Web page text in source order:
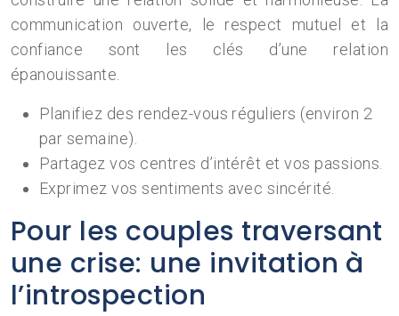
communication ouverte, le respect mutuel et la
confiance sont les clés d’une relation
épanouissante.
Planifiez des rendez-vous réguliers (environ 2
par semaine).
Partagez vos centres d’intérêt et vos passions.
Exprimez vos sentiments avec sincérité.
Pour les couples traversant
une crise: une invitation à
l’introspection